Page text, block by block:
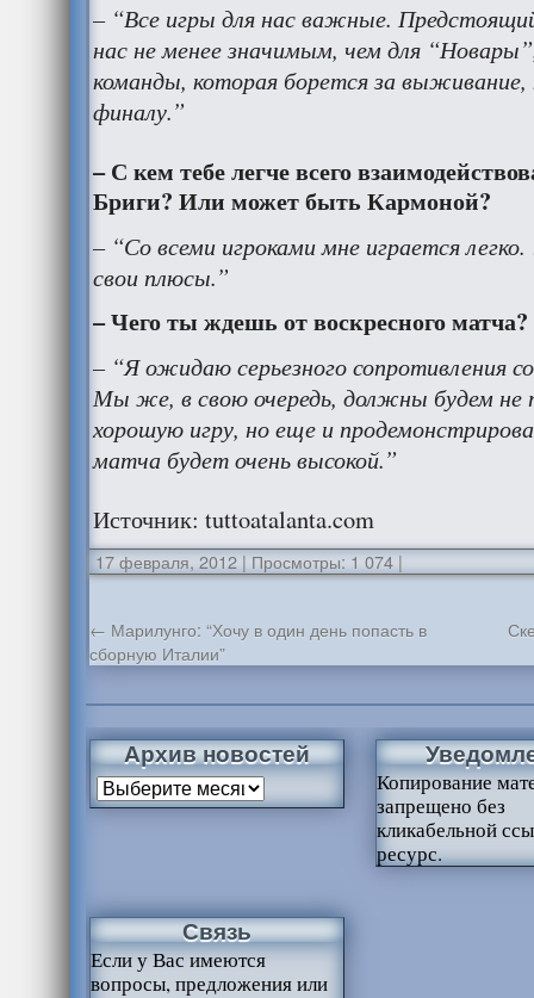
– “Все игры для нас важные.
нас не менее значимым, чем для
команды, которая борется за
финалу.”
– С кем тебе легче всего
Бриги? Или может быть Кармоной?
– “Со всеми игроками мне играется
свои плюсы.”
– Чего ты ждешь от воскресного матча?
– “Я ожидаю серьезного сопротивления
Мы же, в свою очередь, должны будем не
хорошую игру, но еще и
матча будет очень высокой.”
Источник: tuttoatalanta.com
17 февраля, 2012 | Просмотры: 1 074|
← Марилунго: “Хочу в один день попасть в
сборную Италии”
Архив новостей
Копирование
запрещено без
кликабельной
ресурс.
Связь
Если у Вас имеются
вопросы, предложения или